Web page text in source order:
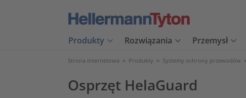
Produkty Rozwiązania Przemysł
Strona internetowa > Produkty > Systemy ochrony przewodów
Osprzęt HelaGuard